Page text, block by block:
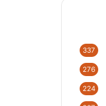
337
276
224